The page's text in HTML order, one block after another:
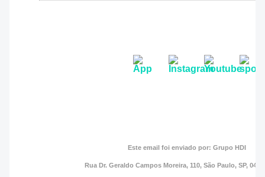
Este email foi enviado por: Grupo HDI
Rua Dr. Geraldo Campos Moreira, 110, São Paulo, SP,